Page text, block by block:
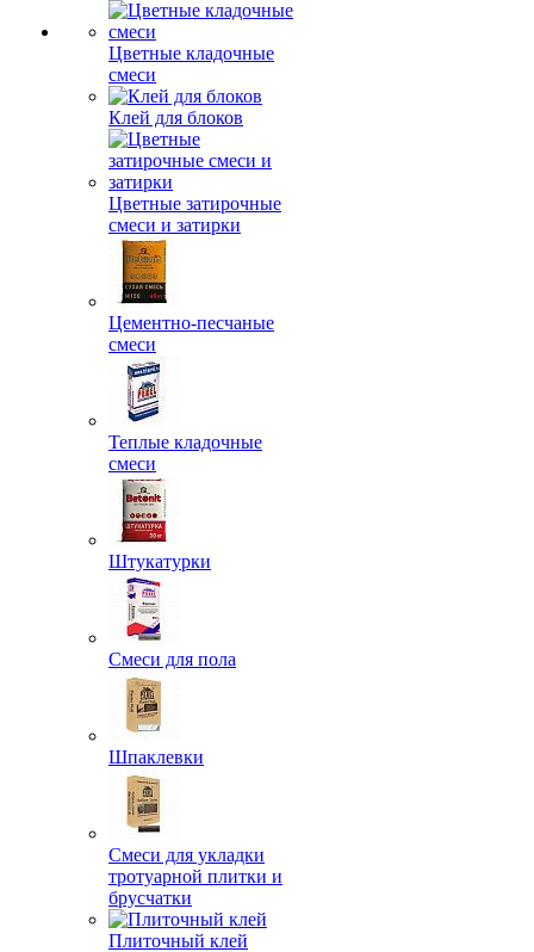
Цветные кладочные
смеси
Клей для блоков
Цветные затирочные
смеси и затирки
Цементно-песчаные
смеси
Теплые кладочные
смеси
Штукатурки
Смеси для пола
Шпаклевки
Смеси для укладки
тротуарной плитки и
брусчатки
Плиточный клей